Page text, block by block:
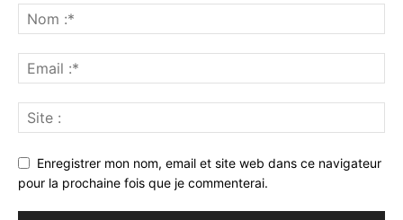
Enregistrer mon nom, email et site web dans ce navigateur
pour la prochaine fois que je commenterai.